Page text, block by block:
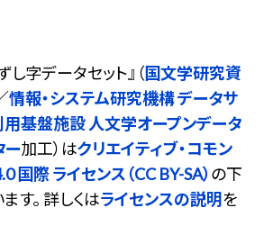
し字データセット 』（国文学研究資
情報・システム研究機構 データサ
基盤施設 人文学オープンデータ
ー加工）はクリエイティブ・コモン
国際 ライセンス（CC BY-SA） の下
す。 詳しくはライセンスの説明を